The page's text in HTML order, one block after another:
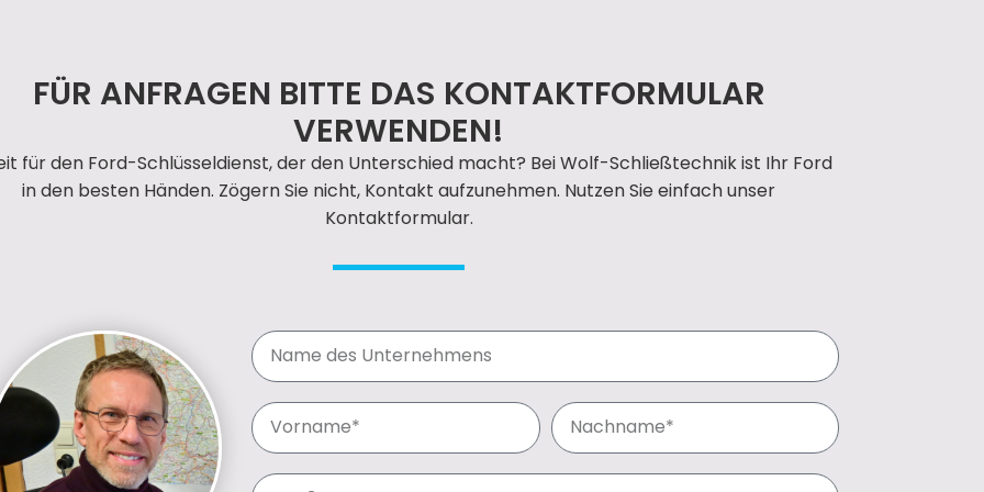
FÜR ANFRAGEN BITTE DAS KONTAKTFORMULAR
VERWENDEN!
für den Ford-Schlüsseldienst, der den Unterschied macht? Bei Wolf-Schließtechnik ist Ihr Ford
in den besten Händen. Zögern Sie nicht, Kontakt aufzunehmen. Nutzen Sie einfach unser
Kontaktformular.